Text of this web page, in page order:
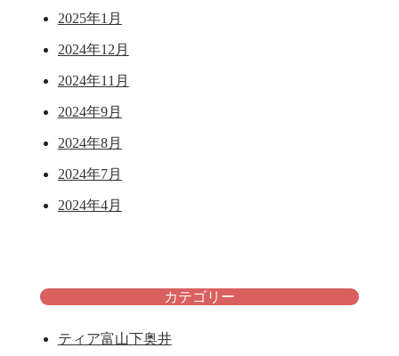
2025年1月
2024年12月
2024年11月
2024年9月
2024年8月
2024年7月
2024年4月
カテゴリー
ティア富山下奥井